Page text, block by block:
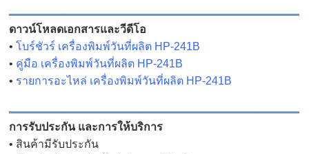
ดาวน์โหลดเอกสารและวีดีโอ
•โบร์ชัวร์ เครื่องพิมพ์วันที่ผลิต HP-241B
• คู่มือ เครื่องพิมพ์วันที่ผลิต HP-241B
• รายการอะไหล่ เครื่องพิมพ์วันที่ผลิต HP-241B
การรับประกัน และการให้บริการ
• สินค้ามีรับประกัน